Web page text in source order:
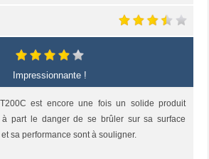
Impressionnante !
est encore une fois un solide produit
part le danger de se brûler sur sa surface
sa performance sont à souligner.